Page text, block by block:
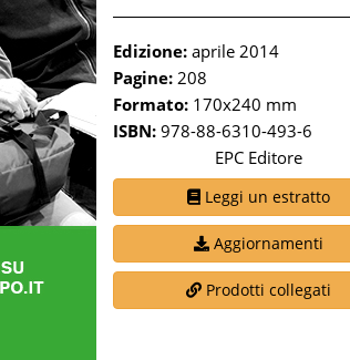
Edizione: aprile 2014
Pagine: 208
Formato: 170x240 mm
ISBN: 978-88-6310-493-6
EPC Editore
Leggi un estratto
Aggiornamenti
Prodotti collegati